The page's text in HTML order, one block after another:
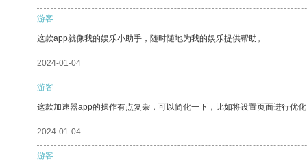
游客
这款app就像我的娱乐小助手，随时随地为我的娱乐提供帮助。
2024-01-04
游客
这款加速器app的操作有点复杂，可以简化一下，比如将设置页面进行优
2024-01-04
游客